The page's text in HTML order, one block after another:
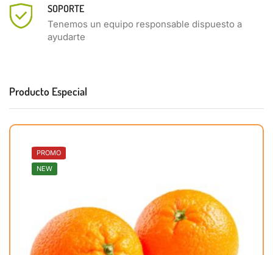
SOPORTE
Tenemos un equipo responsable dispuesto a
ayudarte
Producto Especial
PROMO
NEW